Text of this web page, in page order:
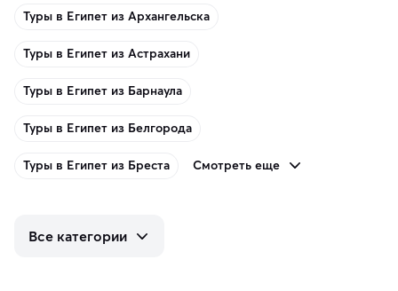
Туры в Египет из Архангельска
Туры в Египет из Астрахани
Туры в Египет из Барнаула
Туры в Египет из Белгорода
Туры в Египет из Бреста Смотреть еще
Все категории